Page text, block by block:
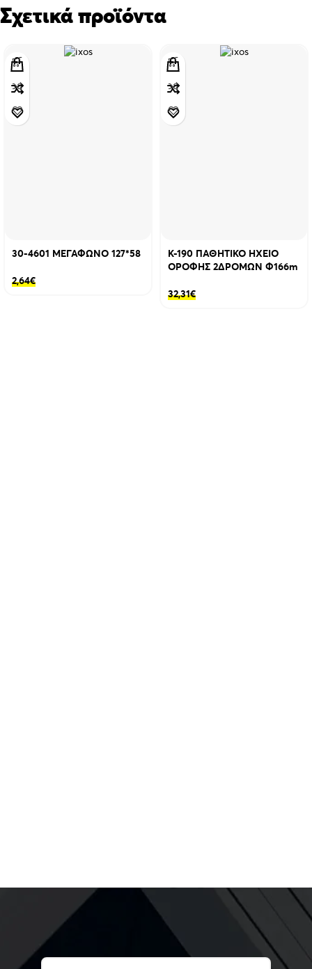
Σχετικά προϊόντα
30-4601 ΜΕΓΑΦΩΝΟ 127*58
2,64€
K-190 ΠΑΘΗΤΙΚΟ HXEIO
ΟΡΟΦΗΣ 2ΔΡΟΜΩΝ Φ166m
32,31€